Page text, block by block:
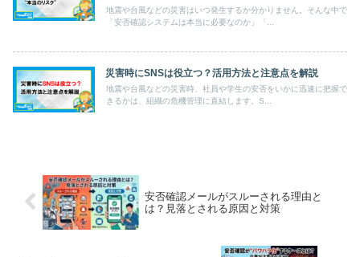
地震や台風などの災害はいつ発生するか分かりません。そんな中で
「安否確認システムは本当に必要なのか」「...
災害時にSNSは役立つ？活用方法と注意点を解説
地震や台風などの災害時、社員や学生の安否をいかに迅速に把握で
きるかは、組織の危機管理に直結します。S...
安否確認メールがスルーされる理由と
は？見落とされる原因と対策